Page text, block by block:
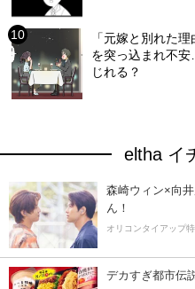
「元嫁と別れた
を突っ込まれ不
じれる？
eltha イ
森崎ウィン×向
ん！
オリコンタイアップ
デカすぎ都市伝